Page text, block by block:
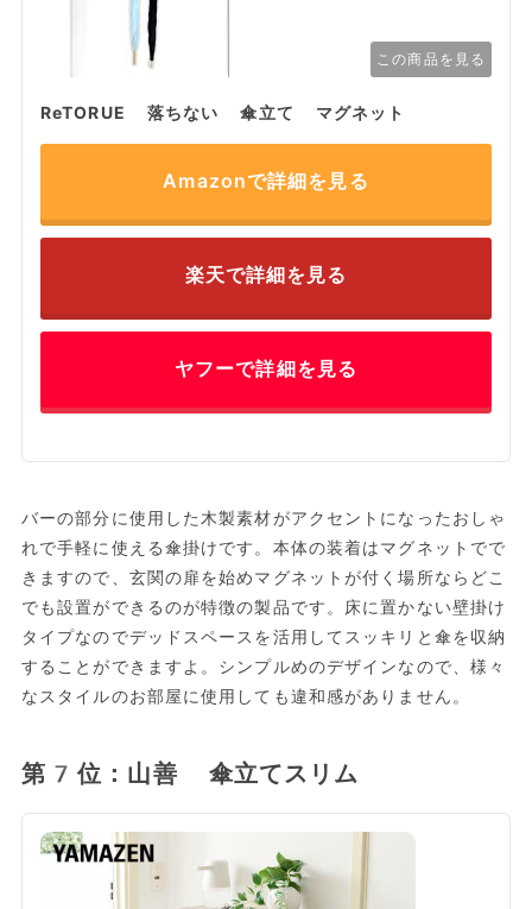
この商品を見る
ReTORUE 落ちない 傘立て マグネット
Amazonで詳細を見る
楽天で詳細を見る
ヤフーで詳細を見る
バーの部分に使用した木製素材がアクセントになったおしゃ
れで手軽に使える傘掛けです。本体の装着はマグネットでで
きますので、玄関の扉を始めマグネットが付く場所ならどこ
でも設置ができるのが特徴の製品です。床に置かない壁掛け
タイプなのでデッドスペースを活用してスッキリと傘を収納
することができますよ。シンプルめのデザインなので、様々
なスタイルのお部屋に使用しても違和感がありません。
第7位：山善 傘立てスリム